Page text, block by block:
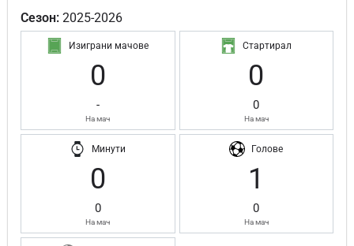
Сезон: 2025-2026
Изиграни мачове
0
-
На мач
Стартирал
0
0
На мач
Минути
0
0
На мач
Голове
1
0
На мач